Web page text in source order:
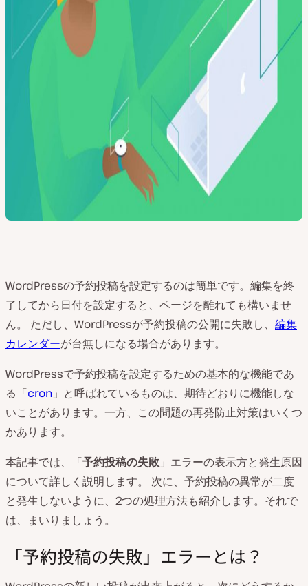
WordPressの予約投稿を設定するのは簡単です。編集を終
了してから日付を設定すると、ページを離れても構いませ
ん。 ただし、WordPressが予約投稿の公開に失敗し、 編集
カレンダーが台無しになる場合があります。
WordPressで予約投稿を設定するための基本的な機能であ
る「cron 」と呼ばれているものは、期待どおりに機能しな
いことがあります。一方、この問題の再発防止対策はいくつ
かあります。
本記事では、「予約投稿の失敗 」エラーの表示方と発生原因
について詳しく説明します。 次に、予約投稿の異常が二度
と発生しないように、2つの処理方法も紹介します。それで
は、まいりましょう。
「予約投稿の失敗」エラーとは？